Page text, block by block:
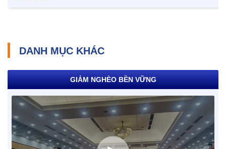
Nhịp cầu Nhân ái VTV1
Địa chỉ nhân ái
DANH MỤC KHÁC
GIẢM NGHÈO BỀN VỮNG